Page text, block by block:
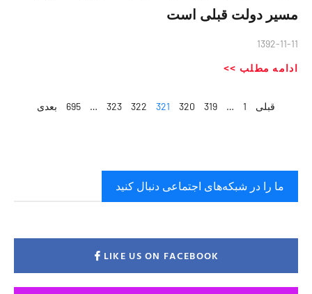
مسیر دولت قبلی است
1392-11-11
ادامه مطلب >>
قبلی 1
…
319
320
321
322
323
…
695 بعدی
ما را در شبکه‌های اجتماعی دنبال کنید
LIKE US ON FACEBOOK